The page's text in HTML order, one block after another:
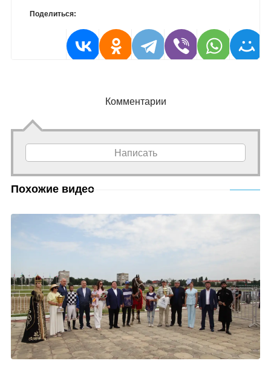
Поделиться:
Комментарии
Написать
Похожие видео